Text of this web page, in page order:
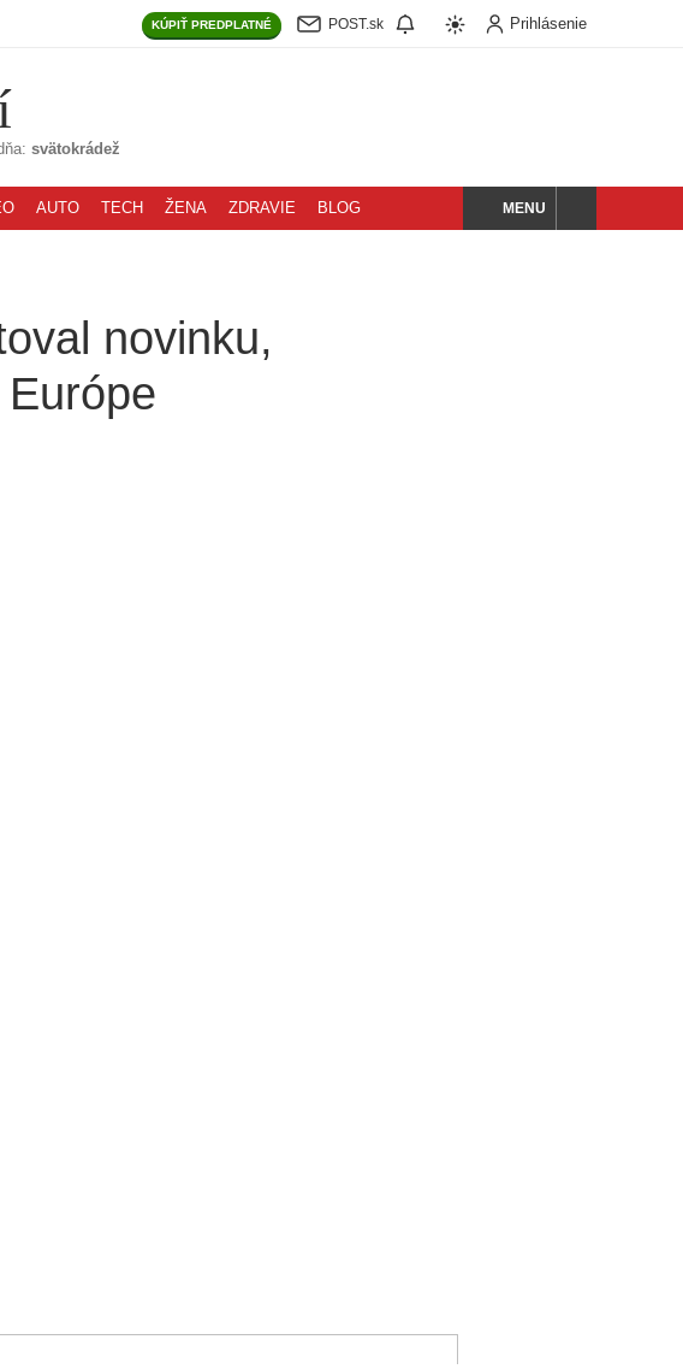
KÚPIŤ PREDPLATNÉ POST.sk Prihlásenie
svätokrádež
AUTO TECH ŽENA ZDRAVIE BLOG HĽADAJMENU
novinku,